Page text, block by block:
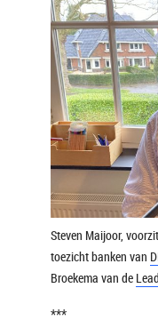
Steven Maijoor,
toezicht banken van
Broekema van de
***